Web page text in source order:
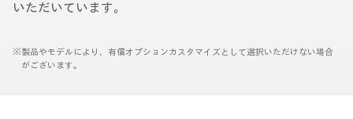
いただいています。
※製品やモデルにより、有償オプションカスタマイズとして選択いただけない場合
がございます。